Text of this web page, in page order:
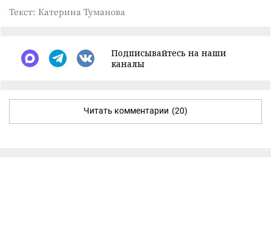
Текст: Катерина Туманова
Подписывайтесь на наши
каналы
Читать комментарии (20)